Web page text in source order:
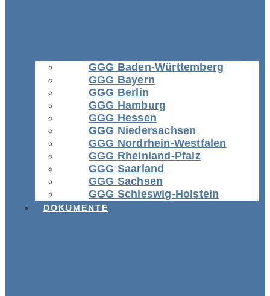
GGG Baden-Württemberg
GGG Bayern
GGG Berlin
GGG Hamburg
GGG Hessen
GGG Niedersachsen
GGG Nordrhein-Westfalen
GGG Rheinland-Pfalz
GGG Saarland
GGG Sachsen
GGG Schleswig-Holstein
DOKUMENTE